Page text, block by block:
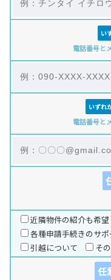
い
電話番号と
いずれ
電話番号と
近隣物件の紹介も希望
各種申請手続きのサポ
引越について
そ
任